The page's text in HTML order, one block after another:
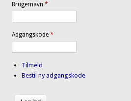
Brugernavn *
Adgangskode *
Tilmeld
Bestil ny adgangskode